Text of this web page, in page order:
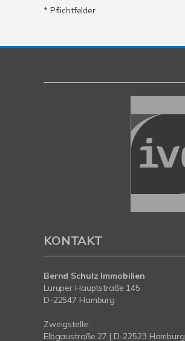
* Pflichtfelder
KONTAKT
Bernd Schulz Immobilien
Luruper Hauptstraße 145
D-22547 Hamburg
Zweigstelle:
Elbgaustraße 27 | D-22523 Hamburg